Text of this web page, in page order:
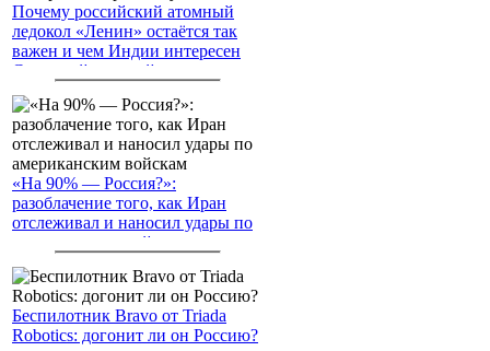
Почему российский атомный
ледокол «Ленин» остаётся так
важен и чем Индии интересен
Северный морской путь
«На 90% — Россия?»:
разоблачение того, как Иран
отслеживал и наносил удары по
американским войскам
Беспилотник Bravo от Triada
Robotics: догонит ли он Россию?